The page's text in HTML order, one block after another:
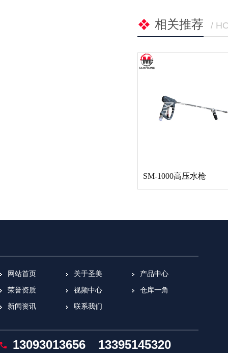
相关推荐 /
SM-1000高压水枪
网站首页 关于圣美 产品中心
荣誉资质 视频中心 仓库一角
新闻资讯 联系我们
13093013656 13395145320